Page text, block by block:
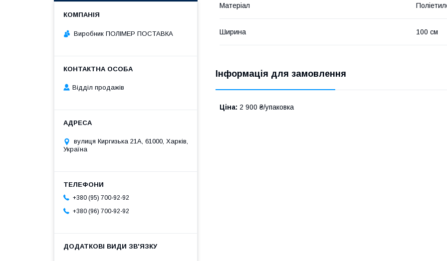
Матеріал
Ширина 100 см
Інформація для замовлення
Ціна: 2 900 ₴/упаковка
Виробник ПОЛІМЕР ПОСТАВКА
Відділ продажів
вулиця Киргизька 21А, 61000, Харків,
Україна
+380 (95) 700-92-92
+380 (96) 700-92-92